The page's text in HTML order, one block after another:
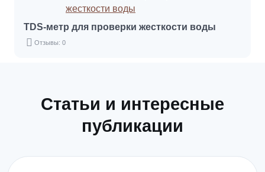
TDS-метр для проверки жесткости воды
Отзывы: 0
Статьи и интересные
публикации